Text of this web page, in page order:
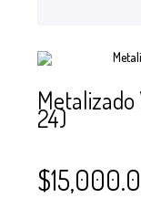
24)
$